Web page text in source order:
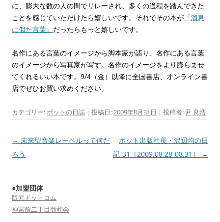
に、膨大な数の人の間でリレーされ、多くの過程を踏んできた
ことを感じていただけたら嬉しいです。それでその本が 『溜息
に似た言葉』 だったらもっと嬉しいです。
名作にある言葉のイメージから脚本家が語り、名作にある言葉
のイメージから写真家が写す。名作のイメージをより膨らませ
てくれるいい本です。9/4（金）以降に全国書店、オンライン書
店でぜひお買い求めください。
カテゴリー: ポットの日誌 | 投稿日: 2009年8月31日 | 投稿者:尹 良浩
投
稿
ゲ
ー
← 未来型音楽レーベルって何だ
ろう
ポット出版社長・沢辺均の日
記-31［2009.08.28-08.31］
→
●加盟団体
版元ドットコム
神宮前二丁目商和会